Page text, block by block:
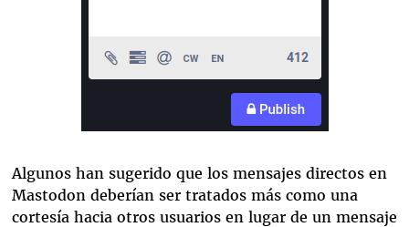
Algunos han sugerido que los mensajes directos en
Mastodon deberían ser tratados más como una
cortesía hacia otros usuarios en lugar de un mensaje